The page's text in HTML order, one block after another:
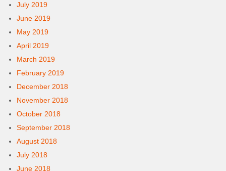
July 2019
June 2019
May 2019
April 2019
March 2019
February 2019
December 2018
November 2018
October 2018
September 2018
August 2018
July 2018
June 2018